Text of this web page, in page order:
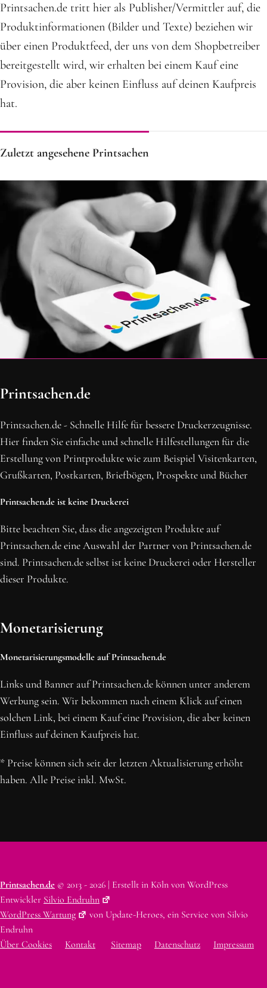
Printsachen.de tritt hier als Publisher/Vermittler auf, die
Produktinformationen (Bilder und Texte) beziehen wir
über einen Produktfeed, der uns von dem Shopbetreiber
bereitgestellt wird, wir erhalten bei einem Kauf eine
Provision, die aber keinen Einfluss auf deinen Kaufpreis
hat.
Zuletzt angesehene Printsachen
OH SCHON AM ENDE ANGEKOMMEN
BLEIBE MIT UNS IN VERBINDUNG!
Erhalte die neusten Beiträge, sichere dir Top-Angebote und
abonniere unseren Newsletter.
NEWSLETTER ABONNIEREN
Printsachen.de
Printsachen.de - Schnelle Hilfe für bessere Druckerzeugnisse.
Hier finden Sie einfache und schnelle Hilfestellungen für die
Erstellung von Printprodukte wie zum Beispiel Visitenkarten,
Grußkarten, Postkarten, Briefbögen, Prospekte und Bücher
Printsachen.de ist keine Druckerei
Bitte beachten Sie, dass die angezeigten Produkte auf
Printsachen.de eine Auswahl der Partner von Printsachen.de
sind. Printsachen.de selbst ist keine Druckerei oder Hersteller
dieser Produkte.
Monetarisierung
Monetarisierungsmodelle auf Printsachen.de
Links und Banner auf Printsachen.de können unter anderem
Werbung sein. Wir bekommen nach einem Klick auf einen
solchen Link, bei einem Kauf eine Provision, die aber keinen
Einfluss auf deinen Kaufpreis hat.
* Preise können sich seit der letzten Aktualisierung erhöht
haben. Alle Preise inkl. MwSt.
Printsachen.de © 2013 - 2026 | Erstellt in Köln von WordPress
Entwickler Silvio Endruhn
WordPress Wartung
von Update-Heroes, ein Service von Silvio
Endruhn
Über Cookies
Kontakt Sitemap Datenschutz Impressum